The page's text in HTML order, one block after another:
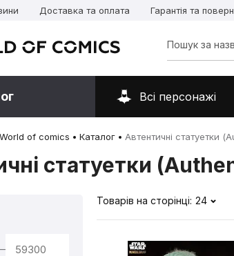
Доставка та оплата Гарантія та
Всі персонажі
of comics Каталог Автентичні статуетки
статуетки
Товарів на сторінці: 24